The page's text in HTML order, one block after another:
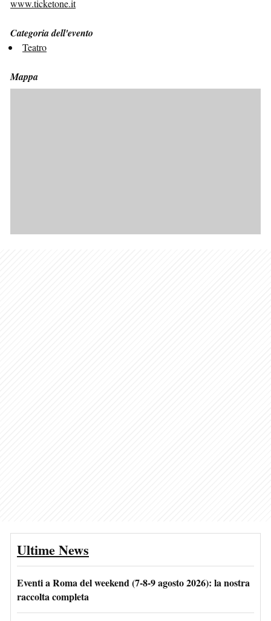
www.ticketone.it
Categoria dell'evento
Teatro
Mappa
Ultime News
Eventi a Roma del weekend (7-8-9 agosto 2026): la nostra
raccolta completa